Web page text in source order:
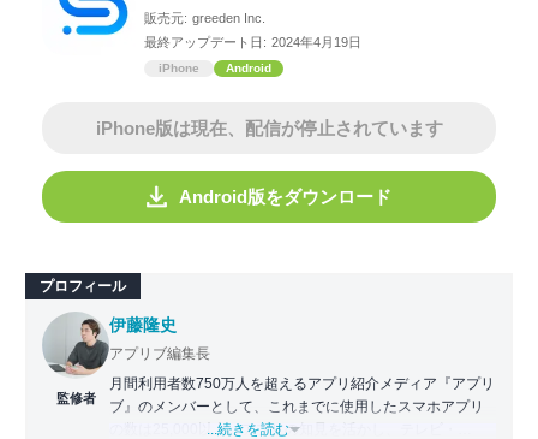
販売元: greeden Inc.
最終アップデート日: 2024年4月19日
iPhone Android
iPhone版は現在、配信が停止されています
Android版をダウンロード
プロフィール
監修者
伊藤隆史
アプリブ編集長
月間利用者数750万人を超えるアプリ紹介メディア『アプリ
ブ』のメンバーとして、これまでに使用したスマホアプリ
の数は25,000以上。アプリの知見を活かし、テレビ・
...続きを読む